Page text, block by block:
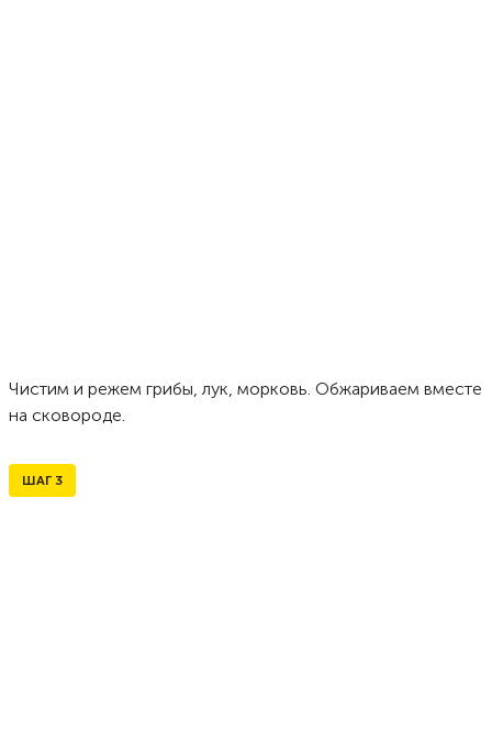
Чистим и режем грибы, лук, морковь. Обжариваем вместе
на сковороде.
ШАГ 3